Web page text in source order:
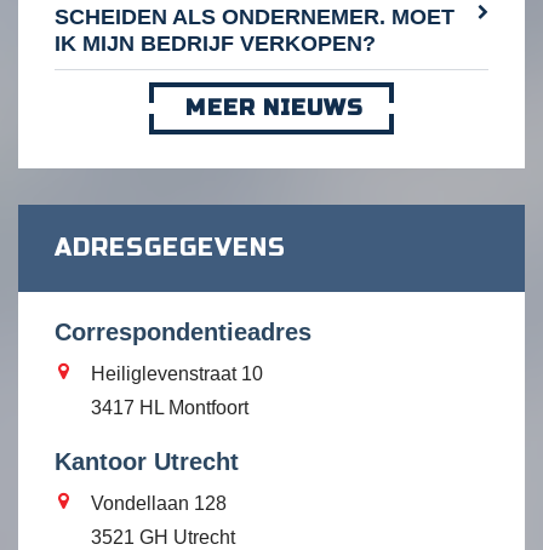
SCHEIDEN ALS ONDERNEMER. MOET
IK MIJN BEDRIJF VERKOPEN?
MEER NIEUWS
ADRESGEGEVENS
Correspondentieadres
Heiliglevenstraat 10
3417 HL Montfoort
Kantoor Utrecht
Vondellaan 128
3521 GH Utrecht